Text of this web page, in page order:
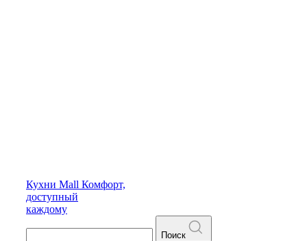
Кухни Mall Комфорт,
доступный
каждому
Поиск